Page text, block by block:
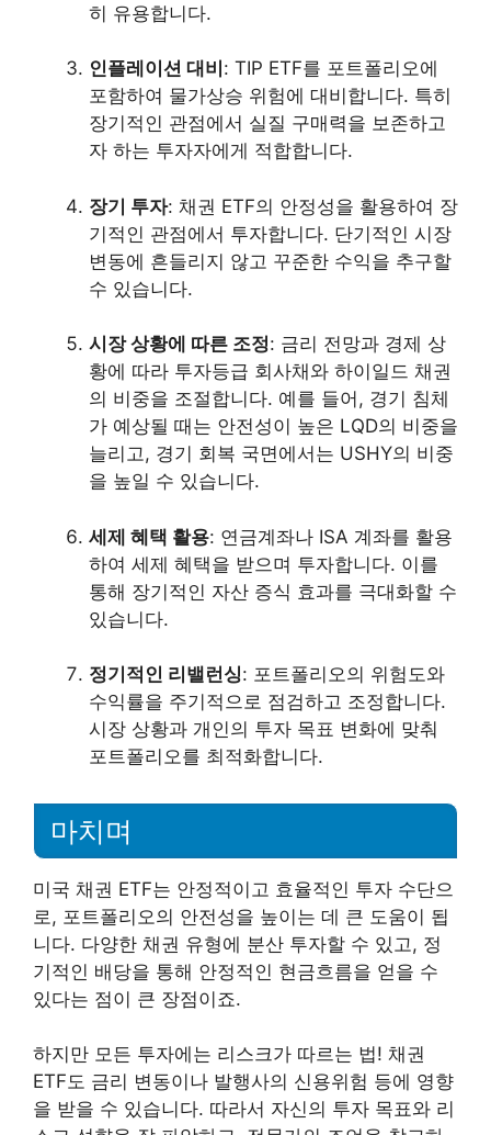
히 유용합니다.
인플레이션 대비 : TIP ETF를 포트폴리오에
포함하여 물가상승 위험에 대비합니다. 특히
장기적인 관점에서 실질 구매력을 보존하고
자 하는 투자자에게 적합합니다.
장기 투자: 채권 ETF의 안정성을 활용하여 장
기적인 관점에서 투자합니다. 단기적인 시장
변동에 흔들리지 않고 꾸준한 수익을 추구할
수 있습니다.
시장 상황에 따른 조정: 금리 전망과 경제 상
황에 따라 투자등급 회사채와 하이일드 채권
의 비중을 조절합니다. 예를 들어, 경기 침체
가 예상될 때는 안전성이 높은 LQD의 비중을
늘리고, 경기 회복 국면에서는 USHY의 비중
을 높일 수 있습니다.
세제 혜택 활용: 연금계좌나 ISA 계좌를 활용
하여 세제 혜택을 받으며 투자합니다. 이를
통해 장기적인 자산 증식 효과를 극대화할 수
있습니다.
정기적인 리밸런싱: 포트폴리오의 위험도와
수익률을 주기적으로 점검하고 조정합니다.
시장 상황과 개인의 투자 목표 변화에 맞춰
포트폴리오를 최적화합니다.
마치며
미국 채권 ETF는 안정적이고 효율적인 투자 수단으
로, 포트폴리오의 안전성을 높이는 데 큰 도움이 됩
니다. 다양한 채권 유형에 분산 투자할 수 있고, 정
기적인 배당을 통해 안정적인 현금흐름을 얻을 수
있다는 점이 큰 장점이죠.
하지만 모든 투자에는 리스크가 따르는 법! 채권
ETF도 금리 변동이나 발행사의 신용위험 등에 영향
을 받을 수 있습니다. 따라서 자신의 투자 목표와 리